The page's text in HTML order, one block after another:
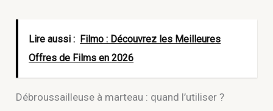
Lire aussi : Filmo : Découvrez les Meilleures
Offres de Films en 2026
Débroussailleuse à marteau : quand l’utiliser ?